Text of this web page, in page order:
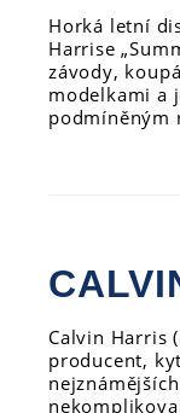
Horká letní
Harrise
závody,
modelkami a
podmíněným
Calvin Harris
producent,